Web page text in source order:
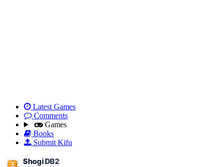
Latest Games
Comments
Games
Books
Submit Kifu